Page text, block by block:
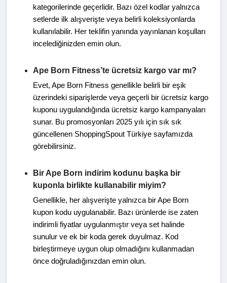
kategorilerinde geçerlidir. Bazı özel kodlar yalnızca
setlerde ilk alışverişte veya belirli koleksiyonlarda
kullanılabilir. Her teklifin yanında yayınlanan koşulları
incelediğinizden emin olun.
Ape Born Fitness’te ücretsiz kargo var mı?
Evet, Ape Born Fitness genellikle belirli bir eşik
üzerindeki siparişlerde veya geçerli bir ücretsiz kargo
kuponu uygulandığında ücretsiz kargo kampanyaları
sunar. Bu promosyonları 2025 yılı için sık sık
güncellenen ShoppingSpout Türkiye sayfamızda
görebilirsiniz.
Bir Ape Born indirim kodunu başka bir
kuponla birlikte kullanabilir miyim?
Genellikle, her alışverişte yalnızca bir Ape Born
kupon kodu uygulanabilir. Bazı ürünlerde ise zaten
indirimli fiyatlar uygulanmıştır veya set halinde
sunulur ve ek bir koda gerek duyulmaz. Kod
birleştirmeye uygun olup olmadığını kullanmadan
önce doğruladığınızdan emin olun.